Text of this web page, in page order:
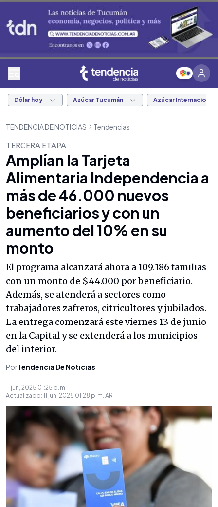
Dólar hoy Azúcar Tucumán Azúcar Internacional
TENDENCIA DE NOTICIAS Tendencias
TERCERA ETAPA
Amplían la Tarjeta
Alimentaria Independencia a
más de 46.000 nuevos
beneficiarios y con un
aumento del 10% en su
monto
El programa alcanzará ahora a 109.186 familias
con un monto de $44.000 por beneficiario.
Además, se atenderá a sectores como
trabajadores zafreros, citricultores y jubilados.
La entrega comenzará este viernes 13 de junio
en la Capital y se extenderá a los municipios
del interior.
PorTendencia De Noticias
11 jun, 2025 01:25 p. m.
Actualizado: 11 jun, 2025 01:28 p. m. AR